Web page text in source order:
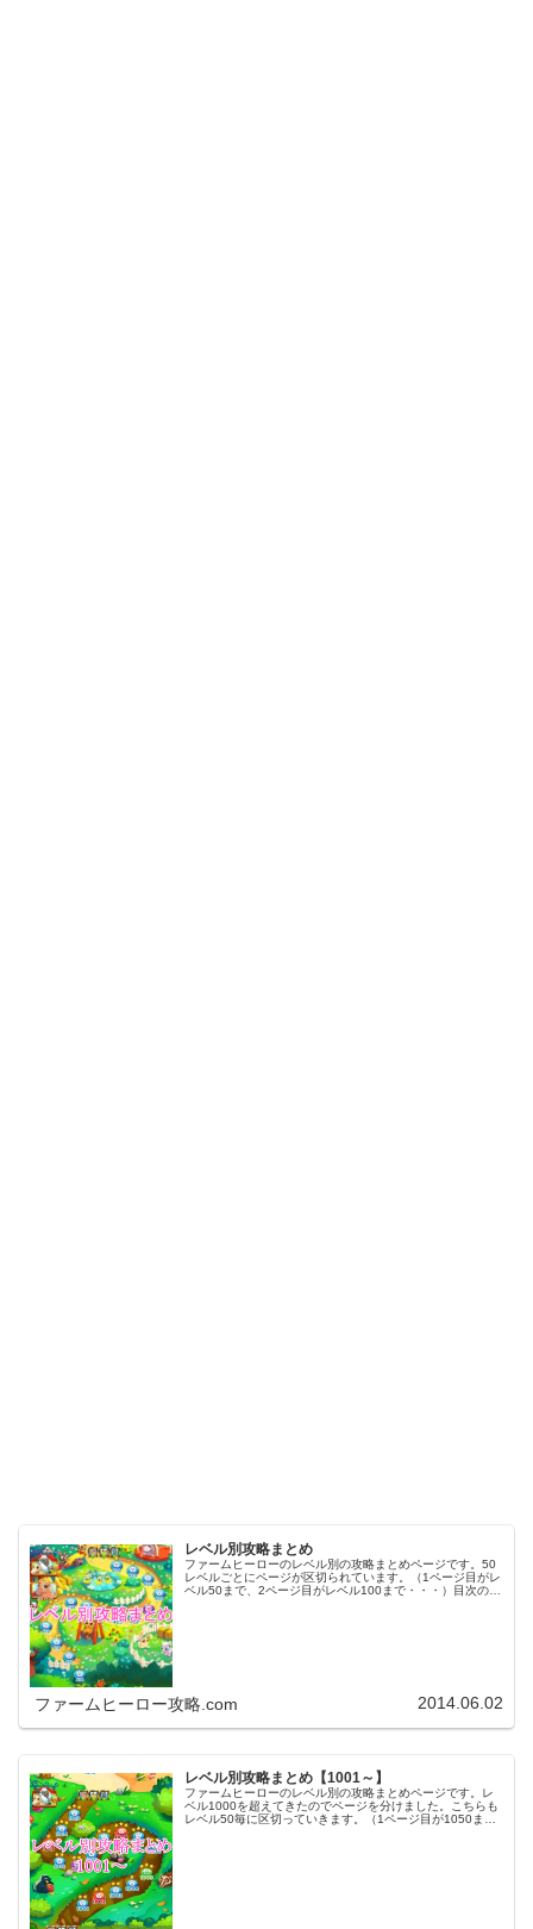
レベル別攻略まとめ
ファームヒーローのレベル別の攻略まとめページです。50
レベルごとにページが区切られています。（1ページ目がレ
ベル50まで、2ページ目がレベル100まで・・・）目次のリ
ファームヒーロー攻略.com 2014.06.02
レベル別攻略まとめ【1001～】
ファームヒーローのレベル別の攻略まとめページです。レ
ベル1000を超えてきたのでページを分けました。こちらも
レベル50毎に区切っていきます。（1ページ目が1050ま